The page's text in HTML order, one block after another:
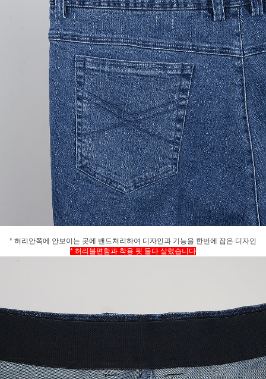
* 허리안쪽에 안보이는 곳에 밴드처리하여 디자인과 기능을 한번에 잡은 디자인
* 허리불편함과 착용 핏 둘다 살렸습니다